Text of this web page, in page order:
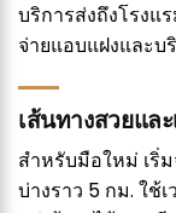
บริการส่งถึงโรงแ
จ่ายแอบแฝงและ
เส้นทางสวยแล
สำหรับมือใหม่ เริ่
บ่างราว 5 กม. ใช้